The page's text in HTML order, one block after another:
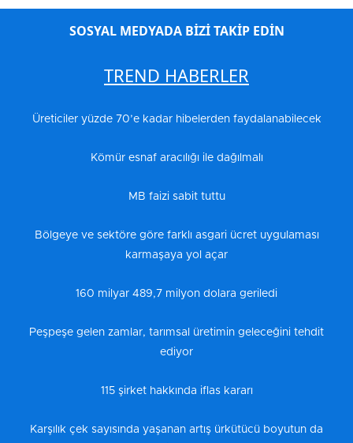
SOSYAL MEDYADA BİZİ TAKİP EDİN
TREND HABERLER
Üreticiler yüzde 70’e kadar hibelerden faydalanabilecek
Kömür esnaf aracılığı ile dağılmalı
MB faizi sabit tuttu
Bölgeye ve sektöre göre farklı asgari ücret uygulaması
karmaşaya yol açar
160 milyar 489,7 milyon dolara geriledi
Peşpeşe gelen zamlar, tarımsal üretimin geleceğini tehdit
ediyor
115 şirket hakkında iflas kararı
Karşılık çek sayısında yaşanan artış ürkütücü boyutun da